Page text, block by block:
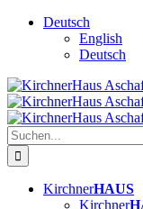
Skip
Deutsch
English
Deutsch
Suche
nach:
KirchnerHAUS
Kirchner